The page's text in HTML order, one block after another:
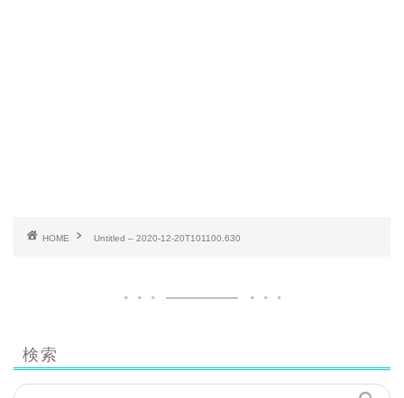
HOME Untitled – 2020-12-20T101100.630
検索